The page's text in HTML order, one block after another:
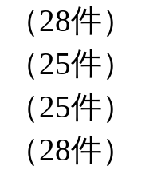
（28件）
（25件）
（25件）
（28件）